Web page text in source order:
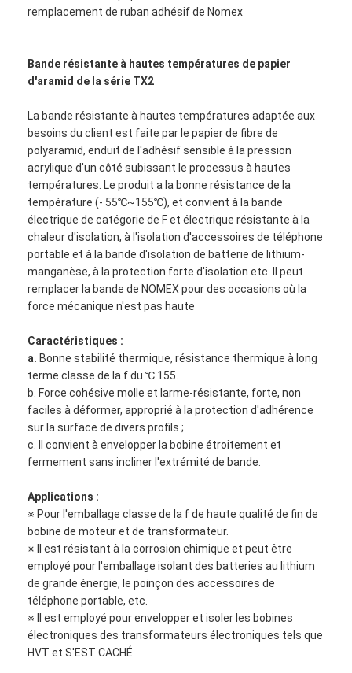
remplacement de ruban adhésif de Nomex
Bande résistante à hautes températures de papier
d'aramid de la série TX2
La bande résistante à hautes températures adaptée aux
besoins du client est faite par le papier de fibre de
polyaramid, enduit de l'adhésif sensible à la pression
acrylique d'un côté subissant le processus à hautes
températures. Le produit a la bonne résistance de la
température (- 55℃~155℃), et convient à la bande
électrique de catégorie de F et électrique résistante à la
chaleur d'isolation, à l'isolation d'accessoires de téléphone
portable et à la bande d'isolation de batterie de lithium-
manganèse, à la protection forte d'isolation etc. Il peut
remplacer la bande de NOMEX pour des occasions où la
force mécanique n'est pas haute
Caractéristiques :
a. Bonne stabilité thermique, résistance thermique à long
terme classe de la f du ℃ 155.
b. Force cohésive molle et larme-résistante, forte, non
faciles à déformer, approprié à la protection d'adhérence
sur la surface de divers profils ;
c. Il convient à envelopper la bobine étroitement et
fermement sans incliner l'extrémité de bande.
Applications :
※ Pour l'emballage classe de la f de haute qualité de fin de
bobine de moteur et de transformateur.
※ Il est résistant à la corrosion chimique et peut être
employé pour l'emballage isolant des batteries au lithium
de grande énergie, le poinçon des accessoires de
téléphone portable, etc.
※ Il est employé pour envelopper et isoler les bobines
électroniques des transformateurs électroniques tels que
HVT et S'EST CACHÉ.